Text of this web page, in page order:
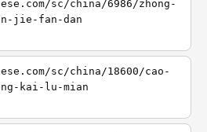
sc/china/6986/zhong-
jie-fan-dan
sc/china/18600/cao-
kai-lu-mian